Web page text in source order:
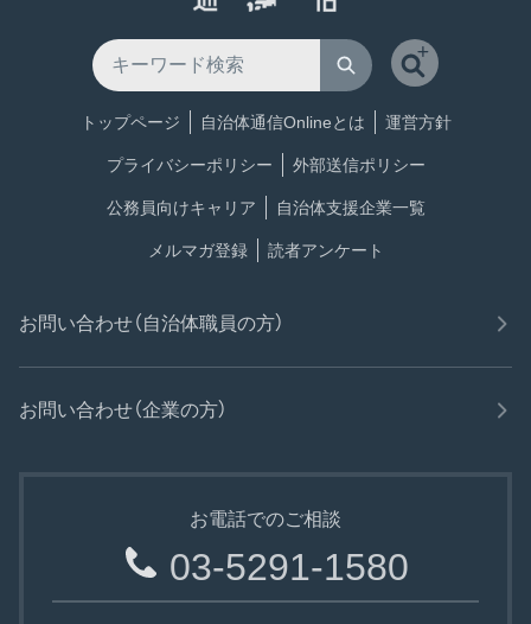
トップページ 自治体通信Onlineとは 運営方針
プライバシーポリシー 外部送信ポリシー
公務員向けキャリア 自治体支援企業一覧
メルマガ登録 読者アンケート
お問い合わせ（自治体職員の方）
お問い合わせ（企業の方）
お電話でのご相談
03-5291-1580